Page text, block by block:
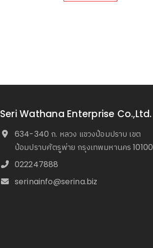
Seri Wathana Enterprise Co.,Ltd.
634-340 ถ. หลวง แขวงป้อมปราบ เขต
ป้อมปราบศัตรูพ่าย กรุงเทพมหานคร 10100
022247888
serinainfo@serina.biz